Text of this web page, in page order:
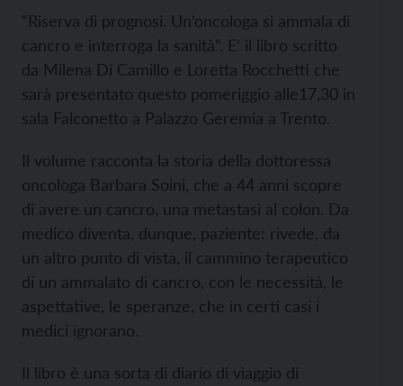
“Riserva di prognosi. Un’oncologa si ammala di
cancro e interroga la sanità”. E’ il libro scritto
da Milena Di Camillo e Loretta Rocchetti che
sarà presentato questo pomeriggio alle17,30 in
sala Falconetto a Palazzo Geremia a Trento.
Il volume racconta la storia della dottoressa
oncologa Barbara Soini, che a 44 anni scopre
di avere un cancro, una metastasi al colon. Da
medico diventa, dunque, paziente: rivede, da
un altro punto di vista, il cammino terapeutico
di un ammalato di cancro, con le necessità, le
aspettative, le speranze, che in certi casi i
medici ignorano.
Il libro è una sorta di diario di viaggio di